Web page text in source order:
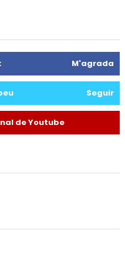
M'agrada
Seguir
de Youtube